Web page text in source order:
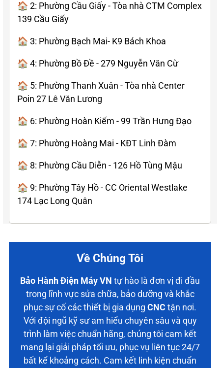
🏠 2: Phường Cầu Giấy - Tòa nhà CTM Complex
139 Cầu Giấy
🏠 3: Phường Bạch Mai- K9 Bách Khoa
🏠 4: Phường Bồ Đề - 279 Nguyễn Văn Cừ
🏠 5: Phường Thanh Xuân - Tòa nhà Center
Poin 27 Lê Văn Lương
🏠 6: Phường Hoàn Kiếm - 99 Trần Hưng Đạo
🏠 7: Phường Hoàng Mai - KĐT Linh Đàm
🏠 8: Phường Cầu Diễn - 126 Hồ Tùng Mậu
🏠 9: Phường Tây Hồ - CC Oriental Westlake
174 Lạc Long Quân
Về Chúng Tôi
Bảo Hành Điện Máy VN tự hào là đơn vị đi đầu
trong lĩnh vực sửa chữa, bảo dưỡng và khắc
phục sự cố các thiết bị gia dụng CNCtận nơi.
Với đội ngũ kỹ sư am hiểu chuyên sâu và quy
trình làm việc chuẩn hãng, chúng tôi cam kết
mang lại giải pháp tối ưu, phục vụ liên tục 24/7
bất kể khoảng cách. Cam kết linh kiện chuẩn